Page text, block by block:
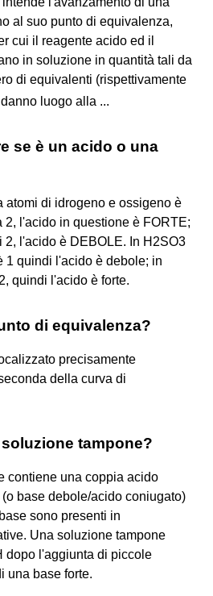
al suo punto di equivalenza,
cui il reagente acido ed il
in soluzione in quantità tali da
di equivalenti (rispettivamente
luogo alla ...
se è un acido o una
atomi di idrogeno e ossigeno è
2, l'acido in questione è FORTE;
2, l'acido è DEBOLE. In H2SO3
1 quindi l'acido è debole; in
quindi l'acido è forte.
di equivalenza?
precisamente
della curva di
tampone?
contiene una coppia acido
base debole/acido coniugato)
sono presenti in
Una soluzione tampone
dopo l'aggiunta di piccole
una base forte.